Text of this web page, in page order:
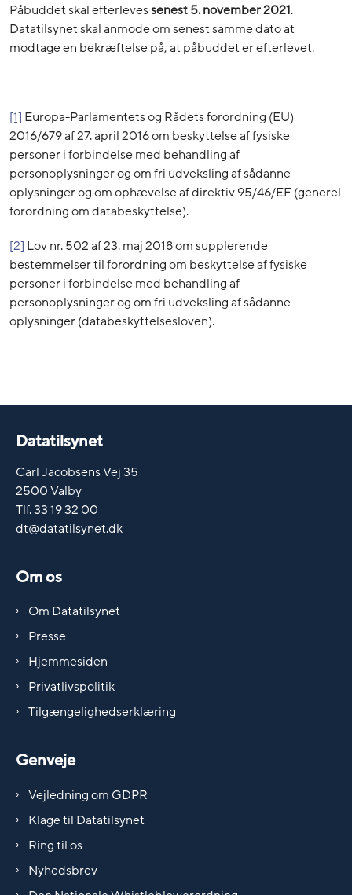
Påbuddet skal efterlevessenest 5. november 2021.
Datatilsynet skal anmode om senest samme dato at
modtage en bekræftelse på, at påbuddet er efterlevet.
[1] Europa-Parlamentets og Rådets forordning (EU)
2016/679 af 27. april 2016 om beskyttelse af fysiske
personer i forbindelse med behandling af
personoplysninger og om fri udveksling af sådanne
oplysninger og om ophævelse af direktiv 95/46/EF (generel
forordning om databeskyttelse).
[2] Lov nr. 502 af 23. maj 2018 om supplerende
bestemmelser til forordning om beskyttelse af fysiske
personer i forbindelse med behandling af
personoplysninger og om fri udveksling af sådanne
oplysninger (databeskyttelsesloven).
Datatilsynet
Carl Jacobsens Vej 35
2500 Valby
Tlf. 33 19 32 00
dt@datatilsynet.dk
Om os
Om Datatilsynet
Presse
Hjemmesiden
Privatlivspolitik
Tilgængelighedserklæring
Genveje
Vejledning om GDPR
Klage til Datatilsynet
Ring til os
Nyhedsbrev